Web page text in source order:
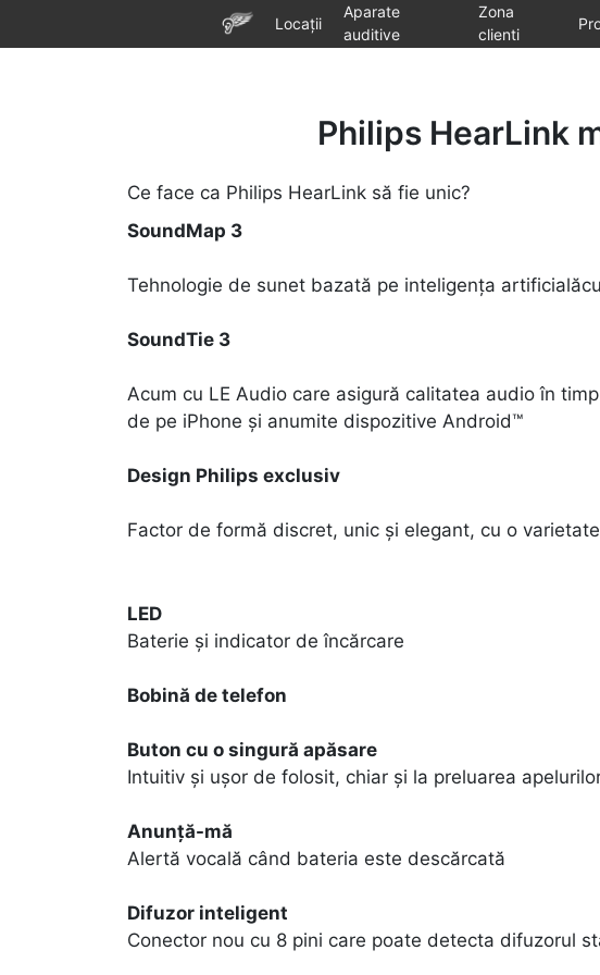
Locații
Aparate
auditive
Zona
clienti
Philips HearLink
Ce face ca Philips HearLink să fie unic?
SoundMap 3
Tehnologie de sunet bazată pe inteligența
SoundTie 3
Acum cu LE Audio care asigură calitatea audio în
de pe iPhone și anumite dispozitive Android™
Design Philips exclusiv
Factor de formă discret, unic și elegant, cu o
LED
Baterie și indicator de încărcare
Bobină de telefon
Buton cu o singură apăsare
Intuitiv și ușor de folosit, chiar și la preluarea
Anunță-mă
Alertă vocală când bateria este descărcată
Difuzor inteligent
Conector nou cu 8 pini care poate detecta difuzorul